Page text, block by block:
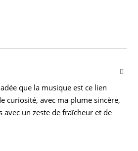
que la musique est ce lien
curiosité, avec ma plume sincère,
un zeste de fraîcheur et de